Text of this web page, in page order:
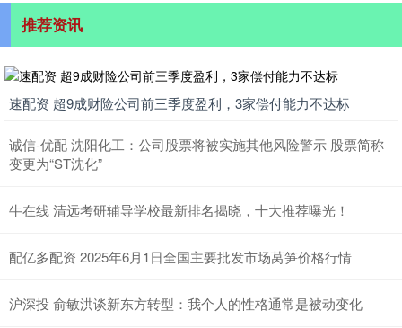
推荐资讯
速配资 超9成财险公司前三季度盈利，3家偿付能力不达标
诚信-优配 沈阳化工：公司股票将被实施其他风险警示 股票简称
变更为“ST沈化”
牛在线 清远考研辅导学校最新排名揭晓，十大推荐曝光！
配亿多配资 2025年6月1日全国主要批发市场莴笋价格行情
沪深投 俞敏洪谈新东方转型：我个人的性格通常是被动变化